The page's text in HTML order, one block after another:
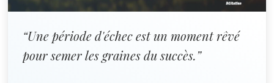
“Une période d'échec est un moment rêvé
pour semer les graines du succès.”